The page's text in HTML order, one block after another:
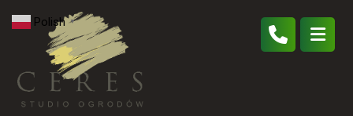
Polish ▼